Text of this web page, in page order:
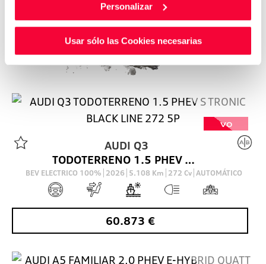
Personalizar
Usar sólo las Cookies necesarias
VO
AUDI Q3
TODOTERRENO 1.5 PHEV S TRONIC BLACK LINE 272 5P
BEV ELECTRICO 100% 2026 5.108 Km 272 Cv AUTOMÁTICO
60.873 €